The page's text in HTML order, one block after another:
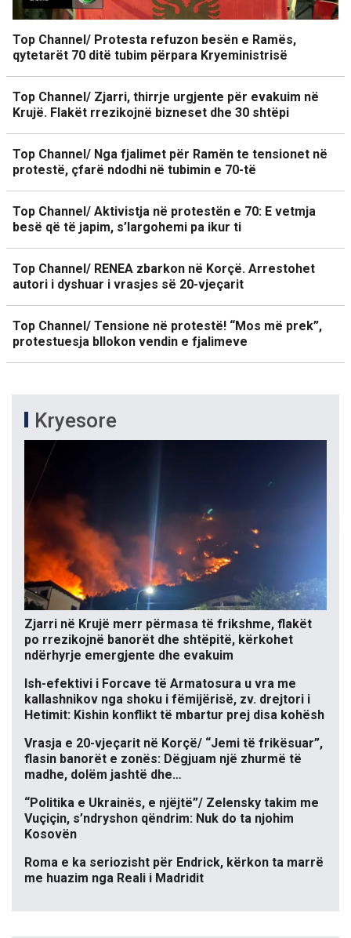
Top Channel/ Protesta refuzon besën e Ramës,
qytetarët 70 ditë tubim përpara Kryeministrisë
Top Channel/ Zjarri, thirrje urgjente për evakuim në
Krujë. Flakët rrezikojnë bizneset dhe 30 shtëpi
Top Channel/ Nga fjalimet për Ramën te tensionet në
protestë, çfarë ndodhi në tubimin e 70-të
Top Channel/ Aktivistja në protestën e 70: E vetmja
besë që të japim, s’largohemi pa ikur ti
Top Channel/ RENEA zbarkon në Korçë. Arrestohet
autori i dyshuar i vrasjes së 20-vjeçarit
Top Channel/ Tensione në protestë! “Mos më prek”,
protestuesja bllokon vendin e fjalimeve
Kryesore
Zjarri në Krujë merr përmasa të frikshme, flakët
po rrezikojnë banorët dhe shtëpitë, kërkohet
ndërhyrje emergjente dhe evakuim
Ish-efektivi i Forcave të Armatosura u vra me
kallashnikov nga shoku i fëmijërisë, zv. drejtori i
Hetimit: Kishin konflikt të mbartur prej disa kohësh
Vrasja e 20-vjeçarit në Korçë/ “Jemi të frikësuar”,
flasin banorët e zonës: Dëgjuam një zhurmë të
madhe, dolëm jashtë dhe…
“Politika e Ukrainës, e njëjtë”/ Zelensky takim me
Vuçiçin, s’ndryshon qëndrim: Nuk do ta njohim
Kosovën
Roma e ka seriozisht për Endrick, kërkon ta marrë
me huazim nga Reali i Madridit